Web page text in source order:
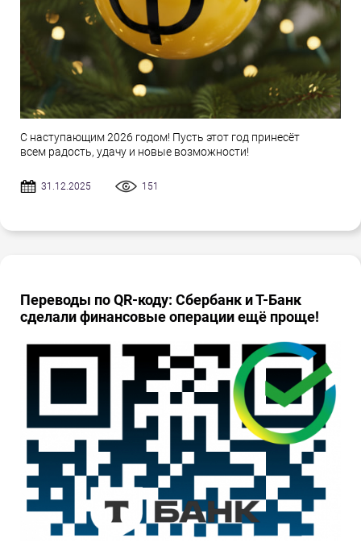
С наступающим 2026 годом! Пусть этот год принесёт
всем радость, удачу и новые возможности!
31.12.2025 151
Переводы по QR-коду: Сбербанк и Т-Банк
сделали финансовые операции ещё проще!